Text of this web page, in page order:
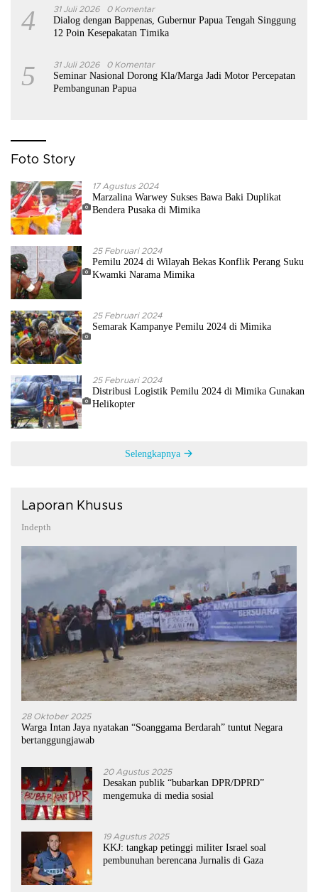
4 31 Juli 2026 0 Komentar
Dialog dengan Bappenas, Gubernur Papua Tengah Singgung
12 Poin Kesepakatan Timika
5 31 Juli 2026 0 Komentar
Seminar Nasional Dorong Kla/Marga Jadi Motor Percepatan
Pembangunan Papua
Foto Story
17 Agustus 2024
Marzalina Warwey Sukses Bawa Baki Duplikat
Bendera Pusaka di Mimika
25 Februari 2024
Pemilu 2024 di Wilayah Bekas Konflik Perang Suku
Kwamki Narama Mimika
25 Februari 2024
Semarak Kampanye Pemilu 2024 di Mimika
25 Februari 2024
Distribusi Logistik Pemilu 2024 di Mimika Gunakan
Helikopter
Selengkapnya
Laporan Khusus
Indepth
28 Oktober 2025
Warga Intan Jaya nyatakan “Soanggama Berdarah” tuntut Negara
bertanggungjawab
20 Agustus 2025
Desakan publik “bubarkan DPR/DPRD”
mengemuka di media sosial
19 Agustus 2025
KKJ: tangkap petinggi militer Israel soal
pembunuhan berencana Jurnalis di Gaza